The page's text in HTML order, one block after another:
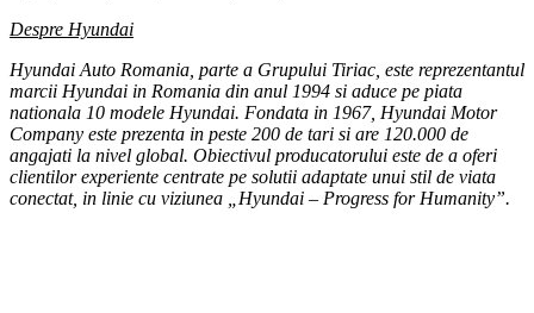
Despre Hyundai
Hyundai Auto Romania, parte a Grupului Tiriac, este reprezentantul
marcii Hyundai in Romania din anul 1994 si aduce pe piata
nationala 10 modele Hyundai. Fondata in 1967, Hyundai Motor
Company este prezenta in peste 200 de tari si are 120.000 de
angajati la nivel global. Obiectivul producatorului este de a oferi
clientilor experiente centrate pe solutii adaptate unui stil de viata
conectat, in linie cu viziunea „Hyundai – Progress for Humanity”.